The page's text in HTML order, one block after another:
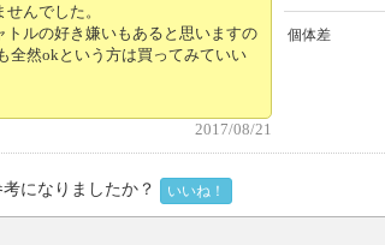
んでした。
トルの好き嫌いもあると思いますの
全然okという方は買ってみていい
2017/08/21
個体差
になりましたか？ いいね！